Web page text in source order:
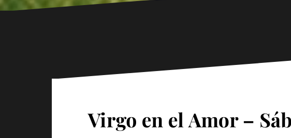
Virgo en el Amor –